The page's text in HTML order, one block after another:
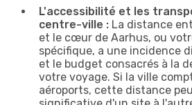
L'accessibilité et les
centre-ville : La distance
et le cœur de Aarhus, ou
spécifique, a une incidence
et le budget consacrés à la
votre voyage. Si la ville
aéroports, cette distance